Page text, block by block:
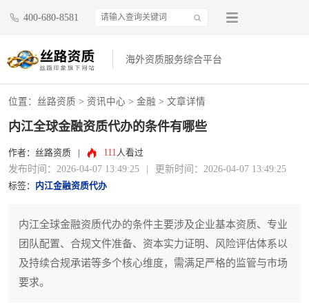
400-680-8581
海外资质服务综合平台
位置： 丝路资质 > 资讯中心 > 金融 > 文章详情
内江全球金融资质代办的条件有哪些
作者：丝路资质 111人看过
发布时间：2026-04-07 13:49:25 更新时间：2026-04-07 13:49:25
标签： 内江金融资质代办
内江全球金融资质代办的条件主要涉及企业基本资质、专业
团队配置、合规文件准备、资本实力证明、风险评估体系以
及持续合规承诺等多个核心维度，需满足严格的监管与市场
要求。